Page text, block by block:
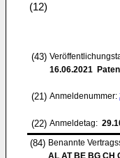
(12)
(43)
16.06.2021
(21) Anmeldenummer:
(22) Anmeldetag:
(84) Benannte
AL AT BE BG CH